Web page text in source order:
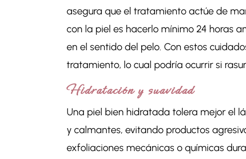
asegura que el tratamiento actúe de
con la piel es hacerlo mínimo 24 horas
en el sentido del pelo. Con estos
tratamiento, lo cual podría ocurrir si
Hidratación y suavidad
Una piel bien hidratada tolera mejor el
y calmantes, evitando productos
exfoliaciones mecánicas o químicas